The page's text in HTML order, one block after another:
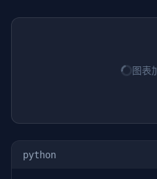
图表
python